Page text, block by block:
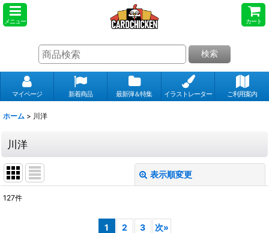
メニュー カート
検索
マイページ 新着商品 最新弾＆特集 イラストレーター ご利用案内
ホーム > 川洋
川洋
表示順変更
127件
1 2 3 次»